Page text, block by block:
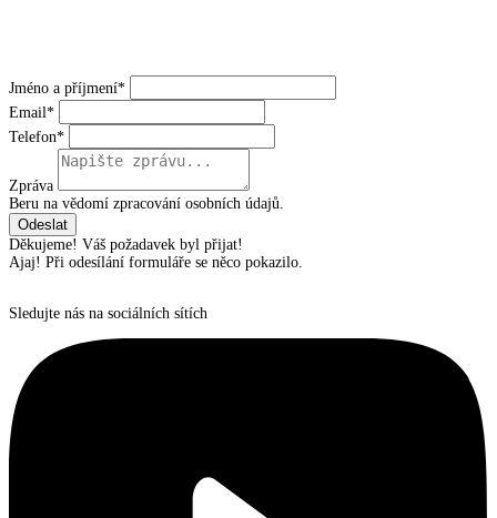
Jméno a příjmení*
Email*
Telefon*
Zpráva
Beru na vědomí zpracování osobních údajů.
Děkujeme! Váš požadavek byl přijat!
Ajaj! Při odesílání formuláře se něco pokazilo.
Sledujte nás na sociálních sítích